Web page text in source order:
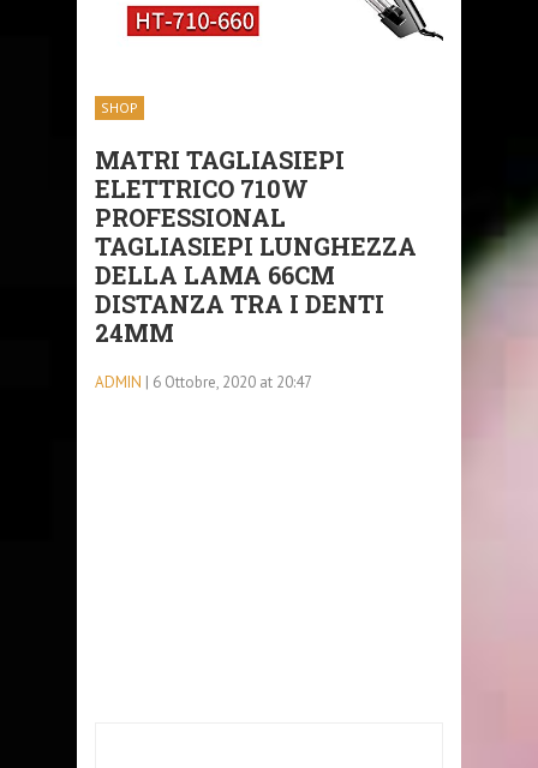
SHOP
MATRI TAGLIASIEPI
ELETTRICO 710W
PROFESSIONAL
TAGLIASIEPI LUNGHEZZA
DELLA LAMA 66CM
DISTANZA TRA I DENTI
24MM
ADMIN | 6 Ottobre, 2020 at 20:47